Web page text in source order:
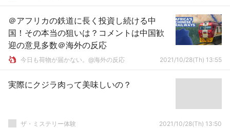
＠アフリカの鉄道に長く投資し続ける中
国！その本当の狙いは？コメントは中国歓
迎の意見多数＠海外の反応
今日も荷物が届かない。@海外の反応 2021/10/28(Th) 13:55
実際にクジラ肉って美味しいの？
ザ・ミステリー体験 2021/10/28(Th) 13:50